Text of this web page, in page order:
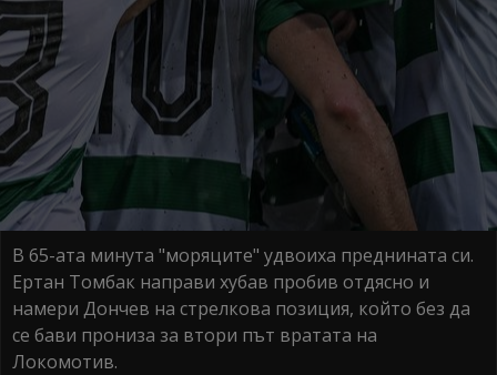
В 65-ата минута "моряците" удвоиха преднината си.
Ертан Томбак направи хубав пробив отдясно и
намери Дончев на стрелкова позиция, който без да
се бави прониза за втори път вратата на
Локомотив.